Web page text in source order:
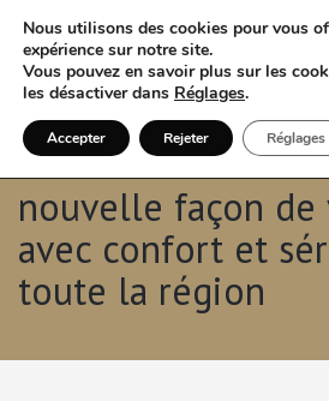
Taxi à Vaulx-en-
nouvelle façon de
avec confort et
toute la région
Nous utilisons des cookies pour vous
expérience sur notre site.
Vous pouvez en savoir plus sur les
les désactiver dans Réglages.
Accepter Rejeter Réglages